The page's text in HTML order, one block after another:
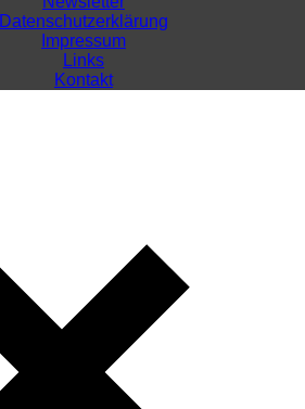
Datenschutzerklärung
Impressum
Links
Kontakt